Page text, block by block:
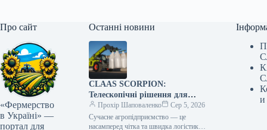
Про сайт
«Фермерство
в Україні» —
портал для
Останні новини
CLAAS SCORPION:
Телескопічні рішення для
ефективного агрологістичного
менеджменту
Прохір Шаповаленко
Сер 5, 2026
Сучасне агропідприємство — це
насамперед чітка та швидка логістика.
и